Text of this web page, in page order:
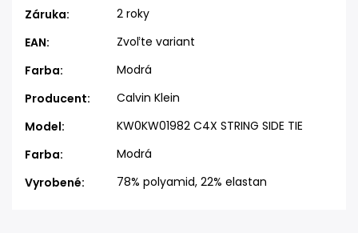
Záruka:
2 roky
EAN:
Zvoľte variant
Farba:
Modrá
Producent:
Calvin Klein
Model:
KW0KW01982 C4X STRING SIDE TIE
Farba:
Modrá
Vyrobené: 78% polyamid, 22% elastan